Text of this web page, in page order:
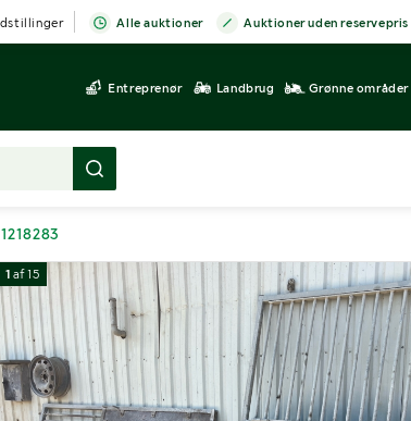
Alle auktioner Auktioner uden reservepris
Entreprenør Landbrug Grønne områder
1 af15